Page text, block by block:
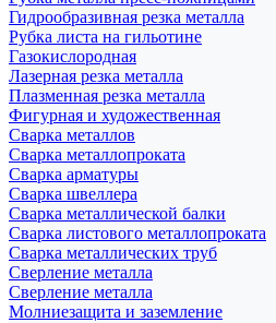
Гидрообразивная резка металла
Рубка листа на гильотине
Газокислородная
Лазерная резка металла
Плазменная резка металла
Фигурная и художественная
Сварка металлов
Сварка металлопроката
Сварка арматуры
Сварка швеллера
Сварка металлической балки
Сварка листового металлопроката
Сварка металлических труб
Сверление металла
Сверление металла
Молниезащита и заземление